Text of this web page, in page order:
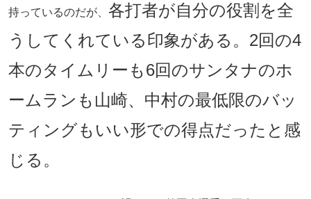
持っているのだが、 各打者が自分の役割を全
うしてくれている印象がある。2回の4
本のタイムリーも6回のサンタナのホ
ームランも山崎、中村の最低限のバッ
ティングもいい形での得点だったと感
じる。